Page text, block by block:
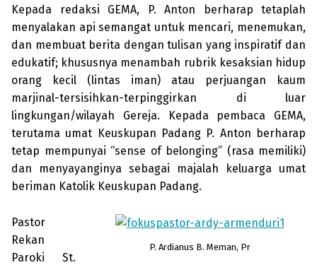
Kepada redaksi GEMA, P. Anton ber­harap tetaplah
menyalakan api semangat untuk mencari, menemukan,
dan membuat berita dengan tulisan yang inspiratif dan
edukatif; khususnya menambah rubrik kesaksian hidup
orang kecil (lintas iman) atau perjuangan kaum
marjinal-tersisihkan-terpinggirkan di luar
lingkungan/wilayah Gereja. Kepada pem­baca GEMA,
terutama umat Keuskupan Padang P. Anton berharap
tetap mem­punyai “sense of belonging” (rasa memiliki)
dan menyayanginya sebagai majalah keluarga umat
beriman Katolik Keuskupan Padang.
P. Ardianus B. Meman, Pr
Pastor
Rekan
Paroki St.